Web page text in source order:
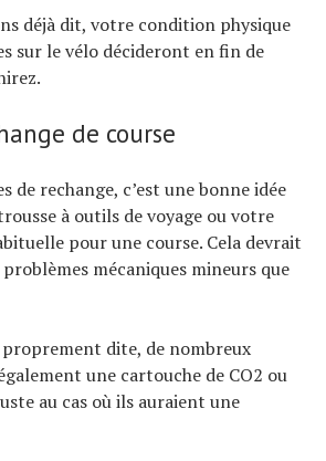
déjà dit, votre condition physique
sur le vélo décideront en fin de
de course
de rechange, c’est une bonne idée
à outils de voyage ou votre
pour une course. Cela devrait
mécaniques mineurs que
dite, de nombreux
une cartouche de CO2 ou
au cas où ils auraient une